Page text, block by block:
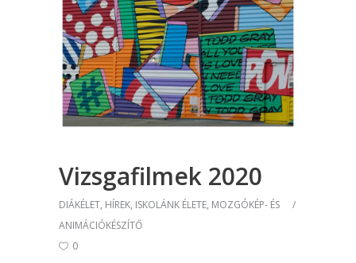
Vizsgafilmek 2020
DIÁKÉLET, HÍREK, ISKOLÁNK ÉLETE, MOZGÓKÉP- ÉS
ANIMÁCIÓKÉSZÍTŐ
0